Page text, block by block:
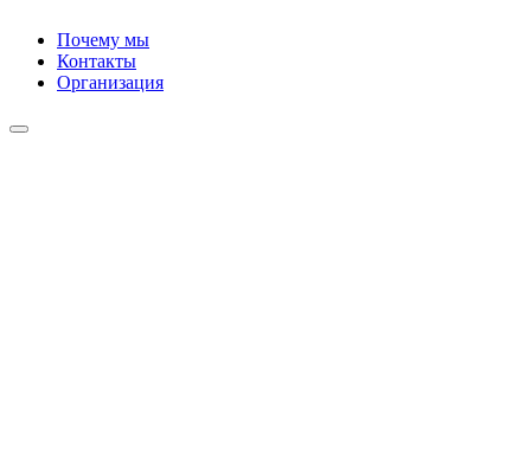
Почему мы
Контакты
Организация